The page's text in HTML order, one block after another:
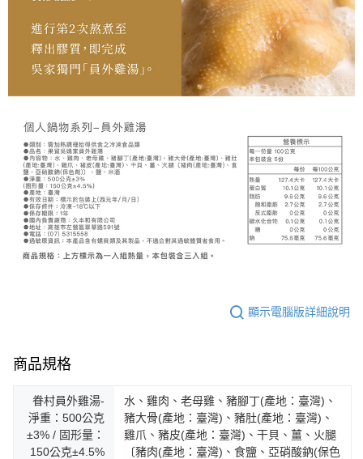
顯示電腦版詳細說明
商品規格
眷村員外雞湯-
淨重：500公克
±3% / 固形量：
150公克±4.5%
水、雞肉、老母雞、豬腳丁(產地：臺灣)、
豬大骨(產地：臺灣)、豬肚(產地：臺灣)、
雞爪、豬皮(產地：臺灣)、干貝、薑、火腿
〔豬肉(產地：臺灣)、食鹽、亞硝酸鈉(保色